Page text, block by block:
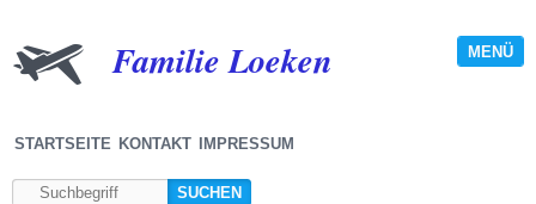
MENÜ
Familie Loeken
STARTSEITE KONTAKT IMPRESSUM